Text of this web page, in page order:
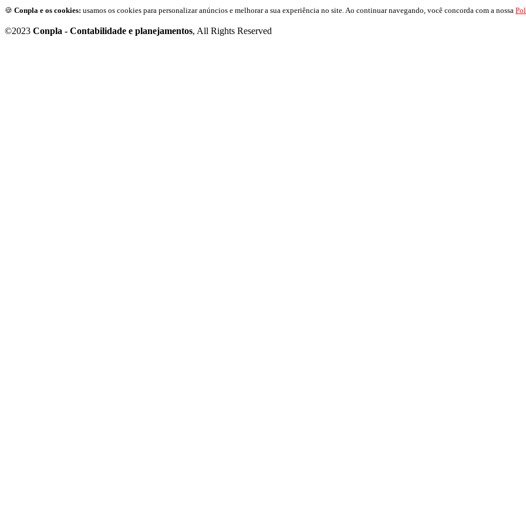
🍪 Conpla e os cookies: usamos os cookies para personalizar anúncios e melhorar a sua experiência no site. Ao continuar navegando, você concorda com a nossa
©2023 Conpla - Contabilidade e planejamentos, All Rights Reserved